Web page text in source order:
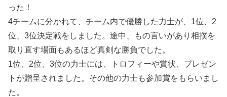
った！
4チームに分かれて、チーム内で優勝した力士が、1位、2
位、3位決定戦をしました。途中、もの言いがあり相撲を
取り直す場面もあるほど真剣な勝負でした。
1位、2位、3位の力士には、トロフィーや賞状、プレゼン
トが贈呈されました。その他の力士も参加賞をもらいまし
た。